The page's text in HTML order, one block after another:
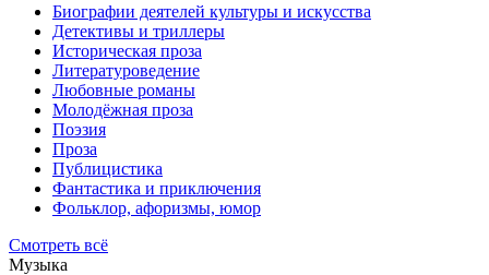
Биографии деятелей культуры и искусства
Детективы и триллеры
Историческая проза
Литературоведение
Любовные романы
Молодёжная проза
Поэзия
Проза
Публицистика
Фантастика и приключения
Фольклор, афоризмы, юмор
Смотреть всё
Музыка